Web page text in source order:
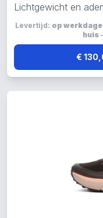
Lichtgewicht en
Levertijd: op
huis
€